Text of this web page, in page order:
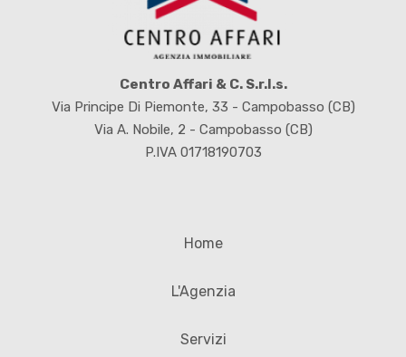
Centro Affari & C. S.r.l.s.
Via Principe Di Piemonte, 33 - Campobasso (CB)
Via A. Nobile, 2 - Campobasso (CB)
P.IVA 01718190703
Home
L'Agenzia
Servizi